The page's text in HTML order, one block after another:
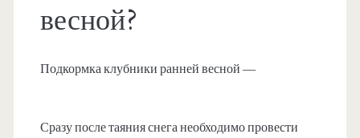
весной?
Подкормка клубники ранней весной —
Сразу после таяния снега необходимо провести